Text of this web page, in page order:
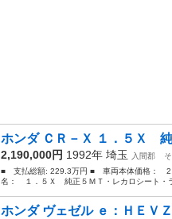
ホンダ ＣＲ－Ｘ １．５Ｘ
2,190,000円 1992年 埼玉 入間郡
■ 支払総額: 229.3万円 ■ 車両本体価格：
名： １．５Ｘ 純正５ＭＴ・レカロシート・
ホンダ ヴェゼル ｅ：ＨＥＶ